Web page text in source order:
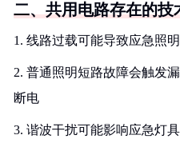
二、共用电路存在的技
1. 线路过载可能导致应急照
2. 普通照明短路故障会触发
断电
3. 谐波干扰可能影响应急灯